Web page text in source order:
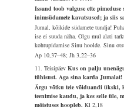
Issand toob valguse ette
inimsüdamete kavatsused; ja siis
Jumal, kõikide südamete tundja!
ise ei suuda näha. Olgu mul alati
kohtupidamise Sinu hoolde. Sinu
Ap 10,37–48; Jh 3,22–36
11. TeisipäevKus on palju
tühisust. Aga sina karda Jumalat!
Ärgu võtku teie võiduandi ükski,
teenimise kaudu, ja kes selle üle,
mõistuses hoopleb.Kl 2,18